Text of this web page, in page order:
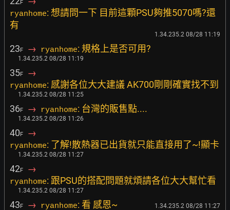
F
ryanhome: 想請問一下 目前這顆PSU夠推5070嗎?還
有
1.34.235.2 08/28 11:19
23F → ryanhome: 規格上是否可用?
1.34.235.2 08/28 11:19
35F →
ryanhome: 感謝各位大大建議 AK700剛剛確實找不到
1.34.235.2 08/28 11:25
36F → ryanhome: 台灣的販售點....
1.34.235.2 08/28 11:26
40F →
ryanhome: 了解!散熱器已出貨就只能直接用了~!顯卡
1.34.235.2 08/28 11:27
42F →
ryanhome: 跟PSU的搭配問題就煩請各位大大幫忙看
1.34.235.2 08/28 11:27
43F → ryanhome: 看 感恩~ 1.34.235.2 08/28 11:27